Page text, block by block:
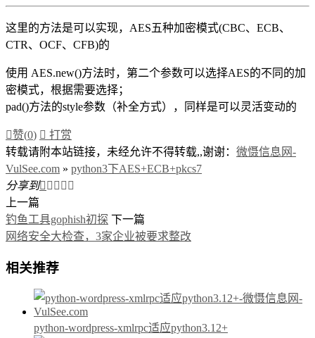
这里的方法是可以实现，AES五种加密模式(CBC、ECB、
CTR、OCF、CFB)的
使用 AES.new()方法时，第二个参数可以选择AES的不同的加
密模式，根据需要选择；
pad()方法的style参数（补全方式），同样是可以灵活变动的
赞(0)  打赏
转载请附本站链接，未经允许不得转载,,谢谢： 微慑信息网-
VulSee.com » python3下AES+ECB+pkcs7
分享到    
上一篇
钓鱼工具gophish初探 下一篇
网络安全大检查，3家企业被要求整改
相关推荐
python-wordpress-xmlrpc适应python3.12+